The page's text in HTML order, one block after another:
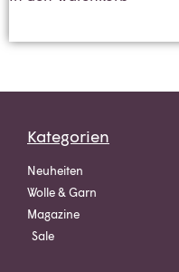
Kategorien
Neuheiten
Wolle & Garn
Magazine
Sale